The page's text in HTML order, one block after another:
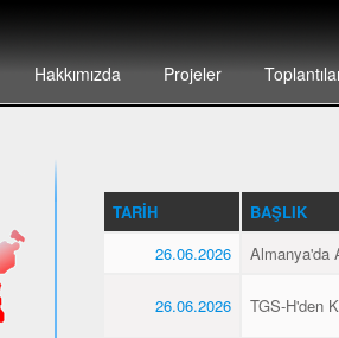
Hakkımızda Projeler
TARIH
BAŞLIK
26.06.2026
Almanya'da
26.06.2026 TGS-H'den